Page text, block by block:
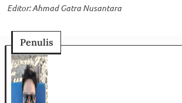
Editor: Ahmad Gatra Nusantara
Penulis